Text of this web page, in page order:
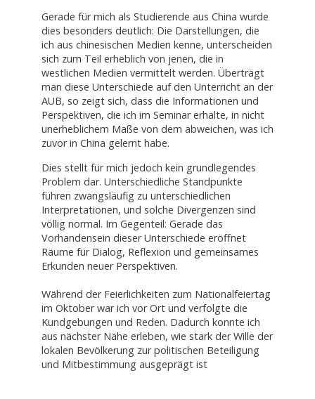
Gerade für mich als Studierende aus China wurde
dies besonders deutlich: Die Darstellungen, die
ich aus chinesischen Medien kenne, unterscheiden
sich zum Teil erheblich von jenen, die in
westlichen Medien vermittelt werden. Überträgt
man diese Unterschiede auf den Unterricht an der
AUB, so zeigt sich, dass die Informationen und
Perspektiven, die ich im Seminar erhalte, in nicht
unerheblichem Maße von dem abweichen, was ich
zuvor in China gelernt habe.
Dies stellt für mich jedoch kein grundlegendes
Problem dar. Unterschiedliche Standpunkte
führen zwangsläufig zu unterschiedlichen
Interpretationen, und solche Divergenzen sind
völlig normal. Im Gegenteil: Gerade das
Vorhandensein dieser Unterschiede eröffnet
Räume für Dialog, Reflexion und gemeinsames
Erkunden neuer Perspektiven.
Während der Feierlichkeiten zum Nationalfeiertag
im Oktober war ich vor Ort und verfolgte die
Kundgebungen und Reden. Dadurch konnte ich
aus nächster Nähe erleben, wie stark der Wille der
lokalen Bevölkerung zur politischen Beteiligung
und Mitbestimmung ausgeprägt ist